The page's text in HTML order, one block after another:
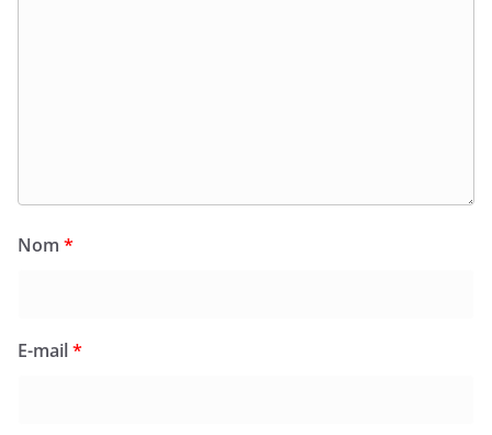
Nom *
E-mail*